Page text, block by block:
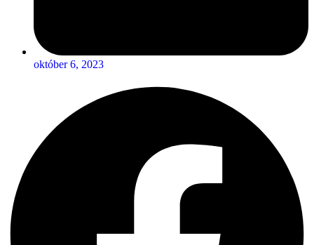
október 6, 2023